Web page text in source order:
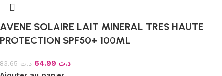
AVENE SOLAIRE LAIT MINERAL TRES HAUTE
PROTECTION SPF50+ 100ML
د.ت83.65 د.ت